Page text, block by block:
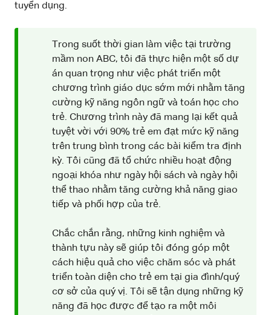
tuyển dụng.
Trong suốt thời gian làm việc tại trường
mầm non ABC, tôi đã thực hiện một số dự
án quan trọng như việc phát triển một
chương trình giáo dục sớm mới nhằm tăng
cường kỹ năng ngôn ngữ và toán học cho
trẻ. Chương trình này đã mang lại kết quả
tuyệt vời với 90% trẻ em đạt mức kỹ năng
trên trung bình trong các bài kiểm tra định
kỳ. Tôi cũng đã tổ chức nhiều hoạt động
ngoại khóa như ngày hội sách và ngày hội
thể thao nhằm tăng cường khả năng giao
tiếp và phối hợp của trẻ.
Chắc chắn rằng, những kinh nghiệm và
thành tựu này sẽ giúp tôi đóng góp một
cách hiệu quả cho việc chăm sóc và phát
triển toàn diện cho trẻ em tại gia đình/quý
cơ sở của quý vị. Tôi sẽ tận dụng những kỹ
năng đã học được để tạo ra một môi